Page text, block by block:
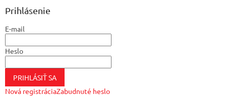
Prihlásenie
E-mail
Heslo
PRIHLÁSIŤ SA
Nová registráciaZabudnuté heslo